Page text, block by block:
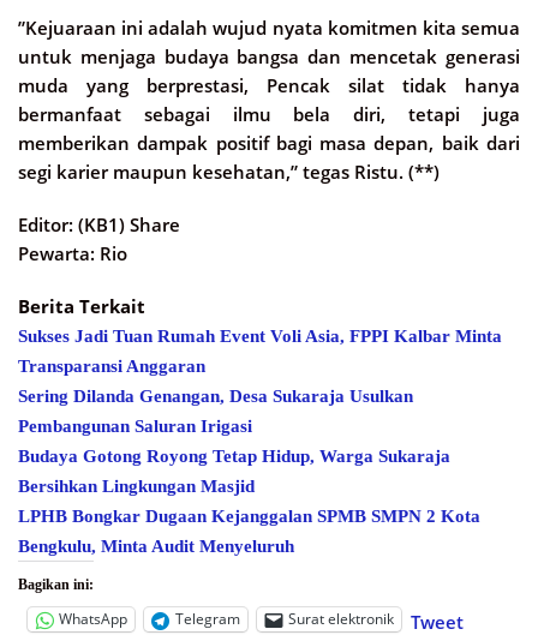
”Kejuaraan ini adalah wujud nyata komitmen kita semua
untuk menjaga budaya bangsa dan mencetak generasi
muda yang berprestasi, Pencak silat tidak hanya
bermanfaat sebagai ilmu bela diri, tetapi juga
memberikan dampak positif bagi masa depan, baik dari
segi karier maupun kesehatan,” tegas Ristu. (**)
Editor: (KB1) Share
Pewarta: Rio
Berita Terkait
Sukses Jadi Tuan Rumah Event Voli Asia, FPPI Kalbar Minta
Transparansi Anggaran
Sering Dilanda Genangan, Desa Sukaraja Usulkan
Pembangunan Saluran Irigasi
Budaya Gotong Royong Tetap Hidup, Warga Sukaraja
Bersihkan Lingkungan Masjid
LPHB Bongkar Dugaan Kejanggalan SPMB SMPN 2 Kota
Bengkulu, Minta Audit Menyeluruh
Bagikan ini:
WhatsApp Telegram Surat elektronik Tweet